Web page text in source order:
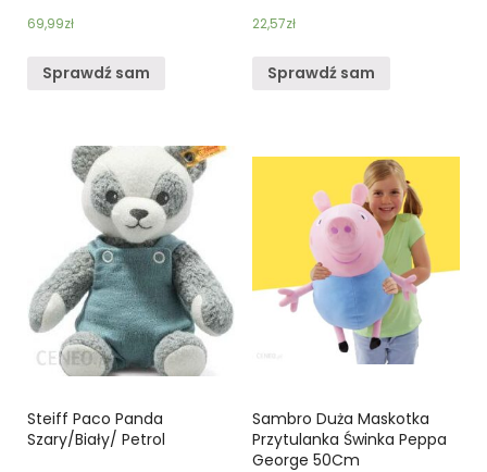
69,99zł
Sprawdź sam
22,57zł
Sprawdź sam
Steiff Paco Panda
Szary/Biały/ Petrol
Sambro Duża Maskotka
Przytulanka Świnka Peppa
George 50Cm